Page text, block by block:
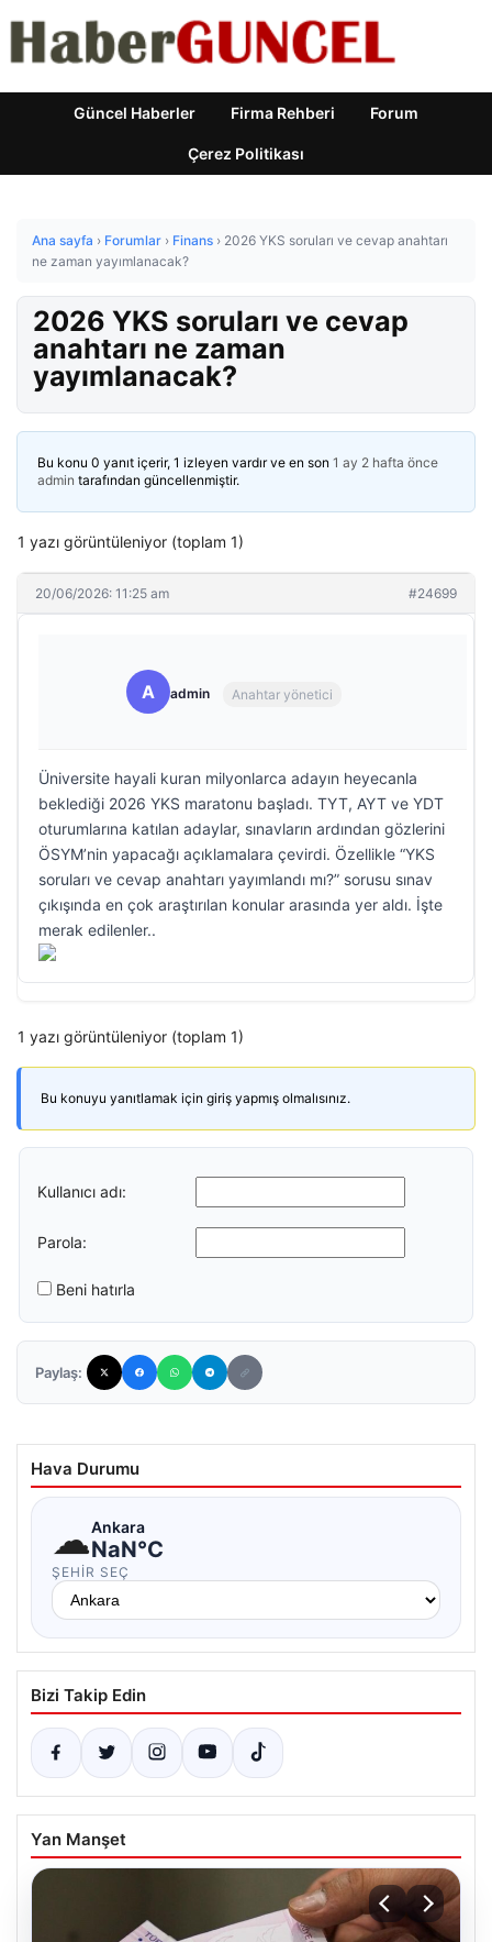
Güncel Haberler Firma Rehberi Forum
Çerez Politikası
Ana sayfa › Forumlar › Finans › 2026 YKS soruları ve cevap anahtarı
ne zaman yayımlanacak?
2026 YKS soruları ve cevap
anahtarı ne zaman
yayımlanacak?
Bu konu 0 yanıt içerir, 1 izleyen vardır ve en son 1 ay 2 hafta önce
admin tarafından güncellenmiştir.
1 yazı görüntüleniyor (toplam 1)
20/06/2026: 11:25 am #24699
A admin Anahtar yönetici
Üniversite hayali kuran milyonlarca adayın heyecanla
beklediği 2026 YKS maratonu başladı. TYT, AYT ve YDT
oturumlarına katılan adaylar, sınavların ardından gözlerini
ÖSYM’nin yapacağı açıklamalara çevirdi. Özellikle “YKS
soruları ve cevap anahtarı yayımlandı mı?” sorusu sınav
çıkışında en çok araştırılan konular arasında yer aldı. İşte
merak edilenler..
1 yazı görüntüleniyor (toplam 1)
Bu konuyu yanıtlamak için giriş yapmış olmalısınız.
Kullanıcı adı:
Parola:
Beni hatırla
Paylaş:
Hava Durumu
☁Ankara
NaN°C
ŞEHIR SEÇ
Bizi Takip Edin
Yan Manşet